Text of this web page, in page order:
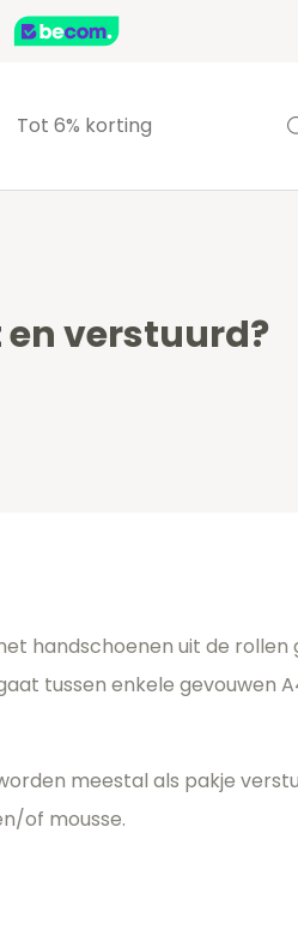
Tot 6% korting
verstuurd?
handschoenen uit de
tussen enkele gevouwen
meestal als pakje
of mousse.